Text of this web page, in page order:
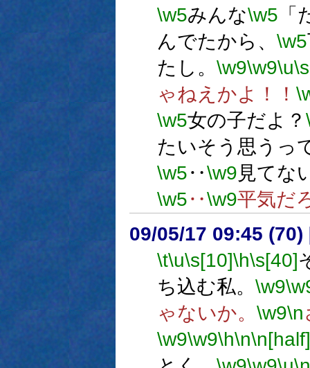
\w5みんな\w5
んでたから、 \w5
たし。 \w9\w9\u
ゃねえかよ！！
\w5女の子だよ？
たいそう思うっ
\w5‥\w9 見てな
\w5‥\w9平気だ
09/05/17 09:45 (70)
\t\u\s[10]\h\s[40]
ち込む私。 \w9
ゃないか。 \w9\n
\w9\w9\h\n\n[half]